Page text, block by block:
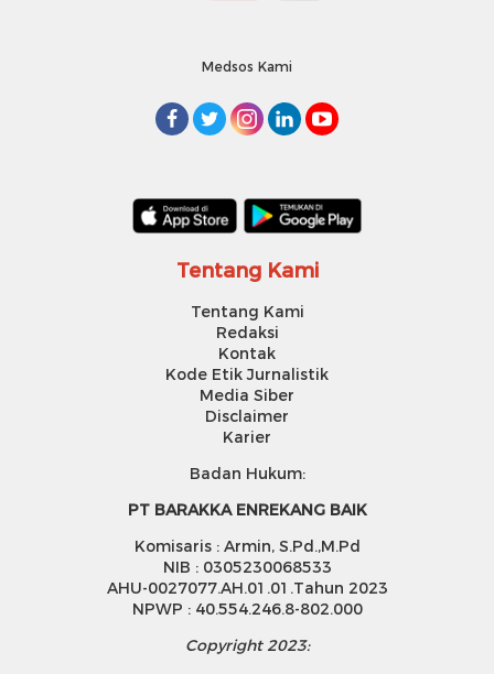
Medsos Kami
Tentang Kami
Tentang Kami
Redaksi
Kontak
Kode Etik Jurnalistik
Media Siber
Disclaimer
Karier
Badan Hukum:
PT BARAKKA ENREKANG BAIK
Komisaris : Armin, S.Pd.,M.Pd
NIB : 0305230068533
AHU-0027077.AH.01.01.Tahun 2023
NPWP : 40.554.246.8-802.000
Copyright 2023: